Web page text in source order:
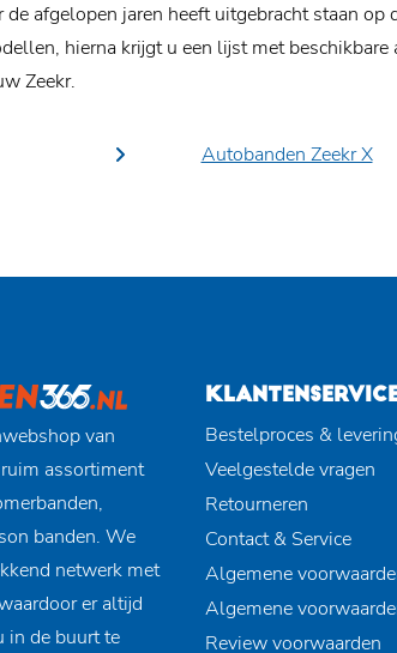
afgelopen jaren heeft uitgebracht staan op
hierna krijgt u een lijst met
Zeekr.
Autobanden Zeekr X
van
assortiment
banden. We
netwerk met
er altijd
in de buurt te
Bestelproces &
Veelgestelde vragen
Retourneren
Contact & Service
Algemene
Algemene
Review voorwaarden